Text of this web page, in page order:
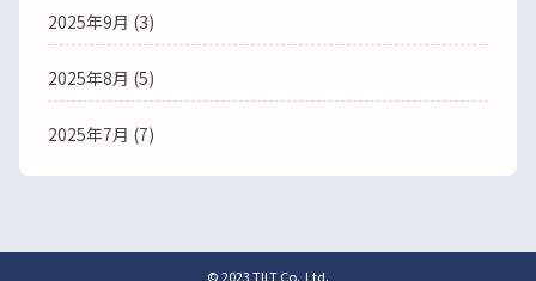
2025年9月 (3)
2025年8月 (5)
2025年7月 (7)
© 2023 TILT Co.,Ltd.